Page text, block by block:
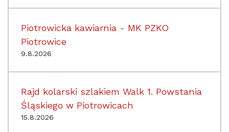
Piotrowicka kawiarnia - MK PZKO
Piotrowice
9.8.2026
Rajd kolarski szlakiem Walk 1. Powstania
Śląskiego w Piotrowicach
15.8.2026